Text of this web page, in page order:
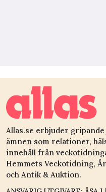
Allas.se erbjuder
ämnen som relationer,
innehåll från
Hemmets Veckotidning,
och Antik & Auktion.